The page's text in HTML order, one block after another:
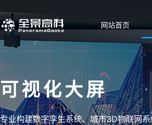
网站首页
可视化大屏
专业构建数字孪生系统、城市3D物联网